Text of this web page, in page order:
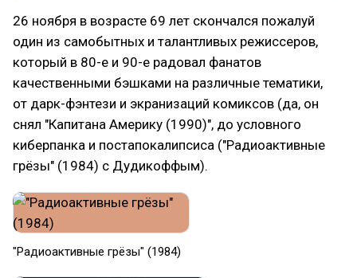
26 ноября в возрасте 69 лет скончался пожалуй
один из самобытных и талантливых режиссеров,
который в 80-е и 90-е радовал фанатов
качественными бэшками на различные тематики,
от дарк-фэнтези и экранизаций комиксов (да, он
снял "Капитана Америку (1990)", до условного
киберпанка и постапокалипсиса ("Радиоактивные
грёзы" (1984) с Дудикоффым).
"Радиоактивные грёзы" (1984)